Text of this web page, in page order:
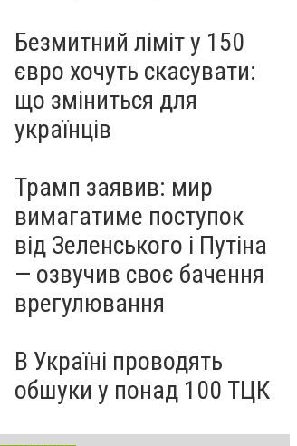
Безмитний ліміт у 150
євро хочуть скасувати:
що зміниться для
українців
Трамп заявив: мир
вимагатиме поступок
від Зеленського і Путіна
— озвучив своє бачення
врегулювання
В Україні проводять
обшуки у понад 100 ТЦК